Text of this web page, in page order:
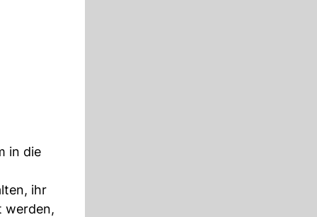
in die
ihr
werden,